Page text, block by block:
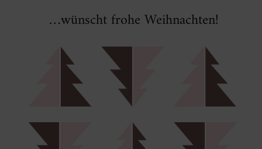
…wünscht frohe Weihnachten!